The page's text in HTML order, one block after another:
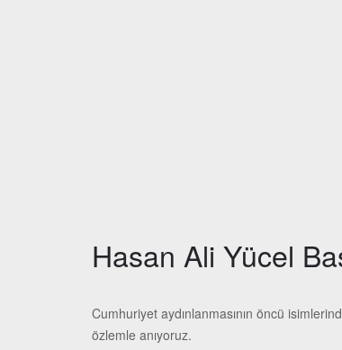
Hasan Ali Yücel
Cumhuriyet aydınlanmasının öncü
özlemle anıyoruz.